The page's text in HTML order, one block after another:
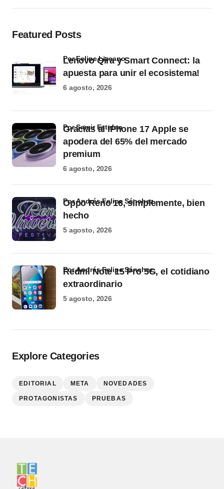
Featured Posts
Lenovo Qira y Smart Connect: la
apuesta para unir el ecosistema!
por Felipe Lizcano
6 agosto, 2026
Gracias al iPhone 17 Apple se
apodera del 65% del mercado
premium
por Samir Estefan
6 agosto, 2026
Oppo Reno 16, simplemente, bien
hecho
por Andrés Felipe Sánchez
5 agosto, 2026
Redmi Note 15 Pro 5G, el cotidiano
extraordinario
por Andrés Felipe Sánchez
5 agosto, 2026
Explore Categories
EDITORIAL META NOVEDADES
PROTAGONISTAS PRUEBAS